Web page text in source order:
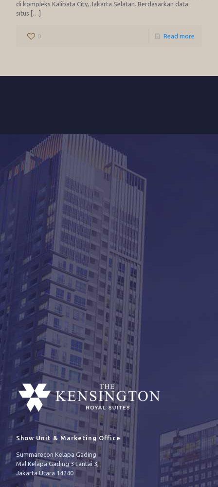
di kompleks Kalibata City, Jakarta Selatan. Berdasarkan data
situs […]
0 Read more
Show Unit & Marketing Office
Summarecon Kelapa Gading
Mal Kelapa Gading 3 Lantai 3,
Jakarta Utara 14240